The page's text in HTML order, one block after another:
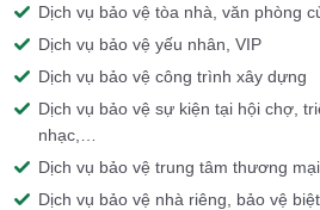
Dịch vụ bảo vệ tòa nhà, văn phòng
Dịch vụ bảo vệ yếu nhân, VIP
Dịch vụ bảo vệ công trình xây dựng
Dịch vụ bảo vệ sự kiện tại hội chợ,
nhạc,…
Dịch vụ bảo vệ trung tâm thương
Dịch vụ bảo vệ nhà riêng, bảo vệ